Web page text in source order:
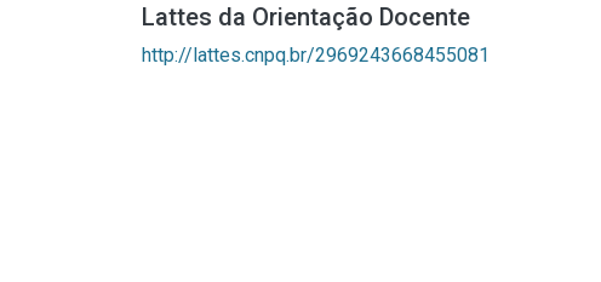
Lattes da Orientação Docente
http://lattes.cnpq.br/2969243668455081